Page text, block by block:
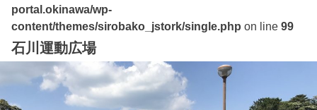
portal.okinawa/wp-
content/themes/sirobako_jstork/single.php on line99
石川運動広場